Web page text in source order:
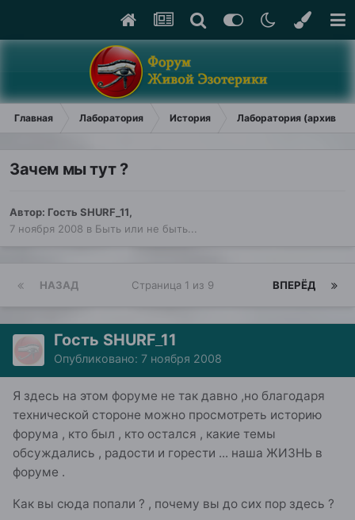
Главная Лаборатория История Лаборатория (архив)
Зачем мы тут ?
Автор: Гость SHURF_11,
7 ноября 2008 в Быть или не быть...
НАЗАД ВПЕРЁД
Страница 1 из 9
Гость SHURF_11
Опубликовано: 7 ноября 2008
Я здесь на этом форуме не так давно ,но благодаря
технической стороне можно просмотреть историю
форума , кто был , кто остался , какие темы
обсуждались , радости и горести ... наша ЖИЗНЬ в
форуме .
Как вы сюда попали ? , почему вы до сих пор здесь ?